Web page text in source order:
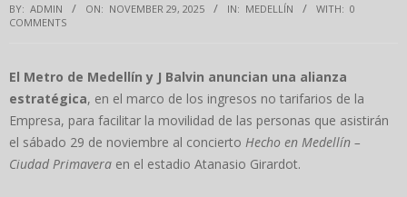
BY: ADMIN ON: NOVEMBER 29, 2025 IN: MEDELLÍN WITH: 0
COMMENTS
El Metro de Medellín y J Balvin anuncian una alianza
estratégica, en el marco de los ingresos no tarifarios de la
Empresa, para facilitar la movilidad de las personas que asistirán
el sábado 29 de noviembre al concierto Hecho en Medellín –
Ciudad Primavera en el estadio Atanasio Girardot.